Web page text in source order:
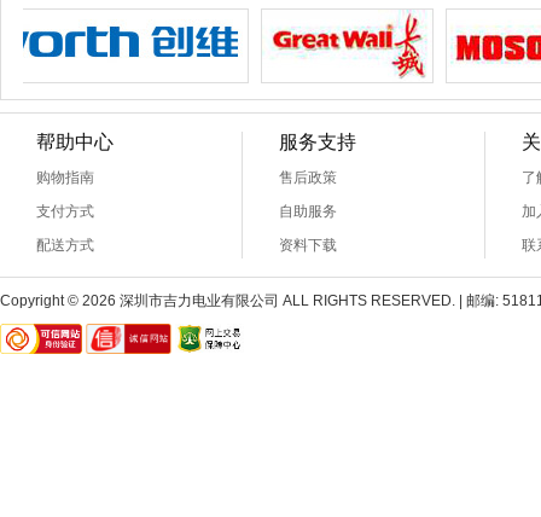
帮助中心
购物指南
支付方式
配送方式
服务支持
售后政策
自助服务
资料下载
了
加
联
Copyright © 2026 深圳市吉力电业有限公司 ALL RIGHTS RESERVED. | 邮编: